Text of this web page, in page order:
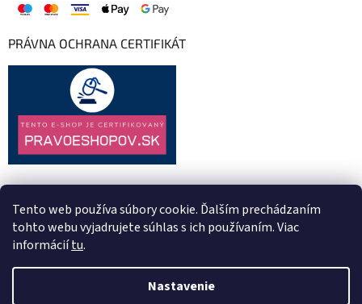
Tento web používa súbory cookie. Ďalším prechádzaním
tohto webu vyjadrujete súhlas s ich používaním. Viac
informáciítu.
Nastavenie
PRÁVNA OCHRANA CERTIFIKÁT
Vytvoril Shoptet